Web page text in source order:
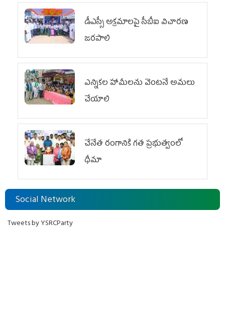
డీఎస్సీ అక్రమాలపై సీబీఐ విచారణ
జరపాలి
ఎన్నికల హామీలను వెంటనే అమలు
చేయాలి
చేనేత రంగానికి గత ప్రభుత్వంలో
ధీమా
Social Network
Tweets by YSRCParty